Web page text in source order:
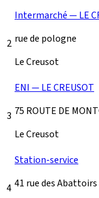
2
Intermarché — LE
rue de pologne
Le Creusot
3
ENI — LE CREUSOT
75 ROUTE DE
Le Creusot
4
Station-service
41 rue des Abattoirs